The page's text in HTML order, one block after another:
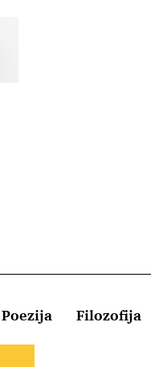
Poezija Filozofija